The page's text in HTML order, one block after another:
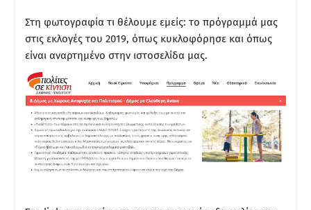
Στη φωτογραφία τι θέλουμε εμείς: το πρόγραμμά μας
στις εκλογές του 2019, όπως κυκλοφόρησε και όπως
είναι αναρτημένο στην ιστοσελίδα μας.